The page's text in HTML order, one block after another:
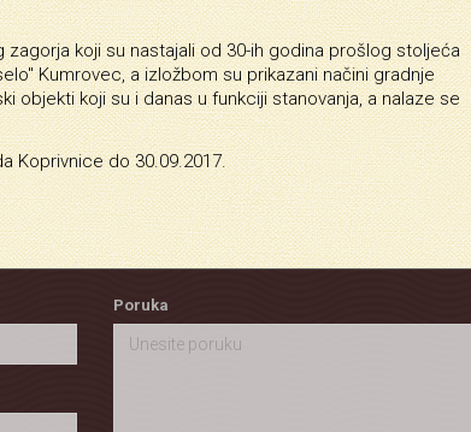
koji su nastajali od 30-ih godina prošlog stoljeća
Kumrovec, a izložbom su prikazani načini gradnje
objekti koji su i danas u funkciji stanovanja, a nalaze se
Koprivnice do 30.09.2017.
Poruka